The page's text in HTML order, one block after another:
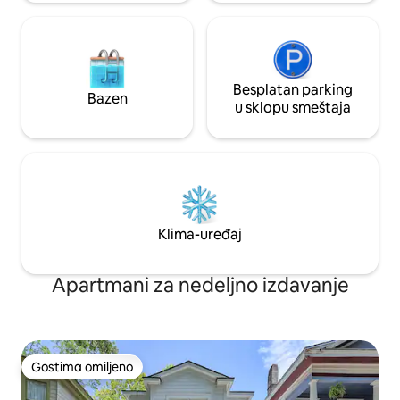
Bazen
Besplatan parking
u sklopu smeštaja
Klima-uređaj
Apartmani za nedeljno izdavanje
Gostima omiljeno
Gostima omiljeno